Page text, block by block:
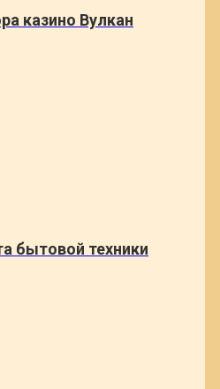
казино Вулкан
бытовой техники